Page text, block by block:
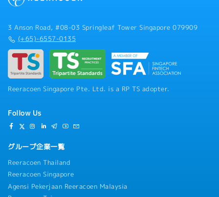
3 Anson Road, #08-03 Springleaf Tower Singapore 079909
(+65)-6557-0135
Reeracoen Singapore Pte. Ltd. is a RP TS adopter.
Follow Us
グループ企業一覧
Reeracoen Thailand
Reeracoen Singapore
Agensi Pekerjaan Reeracoen Malaysia